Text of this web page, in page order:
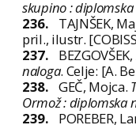
skupino :
236.
TAJNŠEK,
pril., ilustr.
237.
naloga. Celje: [A.
238. GEČ, Mojca.
Ormož : diplomska
239.
POREBER,